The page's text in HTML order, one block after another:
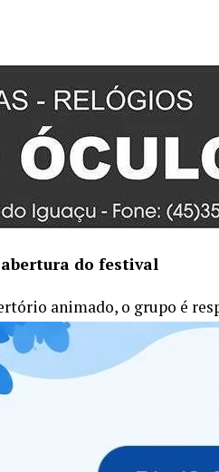
do festival
animado, o grupo é
irreverente. Entrou no TOP
no TOP 10 dos álbuns
plataforma.
contou com 9 faixas
na 14º edição do